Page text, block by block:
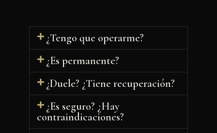
¿Tengo que operarme?
¿Es permanente?
¿Duele? ¿Tiene recuperación?
¿Es seguro? ¿Hay
contraindicaciones?